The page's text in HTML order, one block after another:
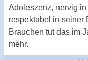
Adoleszenz, nervig
respektabel in seiner
Brauchen tut das im
mehr.